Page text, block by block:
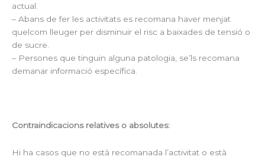
actual.
– Abans de fer les activitats es recomana haver menjat
quelcom lleuger per disminuir el risc a baixades de tensió o
de sucre.
– Persones que tinguin alguna patologia, se’ls recomana
demanar informació específica.
Contraindicacions relatives o absolutes:
Hi ha casos que no està recomanada l’activitat o està